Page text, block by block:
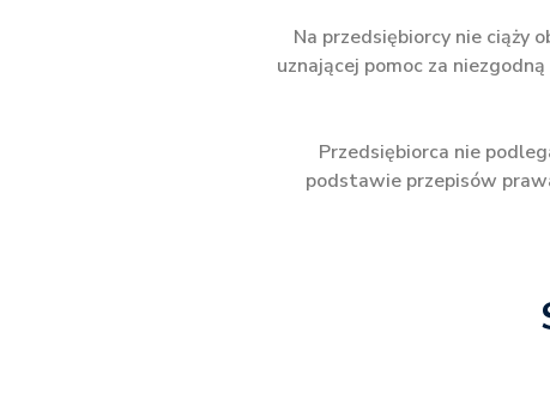
Na przedsiębiorcy nie ciąży
uznającej pomoc za
Przedsiębiorca nie
podstawie przepisów